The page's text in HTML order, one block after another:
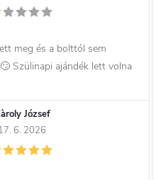
meg és a bolttól sem
Szülinapi ajándék lett volna
József
6. 2026